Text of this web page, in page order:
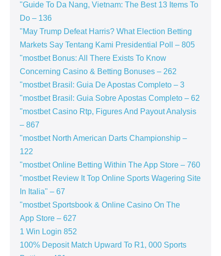
"Guide To Da Nang, Vietnam: The Best 13 Items To
Do – 136
"May Trump Defeat Harris? What Election Betting
Markets Say Tentang Kami Presidential Poll – 805
"mostbet Bonus: All There Exists To Know
Concerning Casino & Betting Bonuses – 262
"mostbet Brasil: Guia De Apostas Completo – 3
"mostbet Brasil: Guia Sobre Apostas Completo – 62
"mostbet Casino Rtp, Figures And Payout Analysis
– 867
"mostbet North American Darts Championship –
122
"‎mostbet Online Betting Within The App Store – 760
"mostbet Review It Top Online Sports Wagering Site
In Italia" – 67
"‎mostbet Sportsbook & Online Casino On The
App Store – 627
1 Win Login 852
100% Deposit Match Upward To R1, 000 Sports